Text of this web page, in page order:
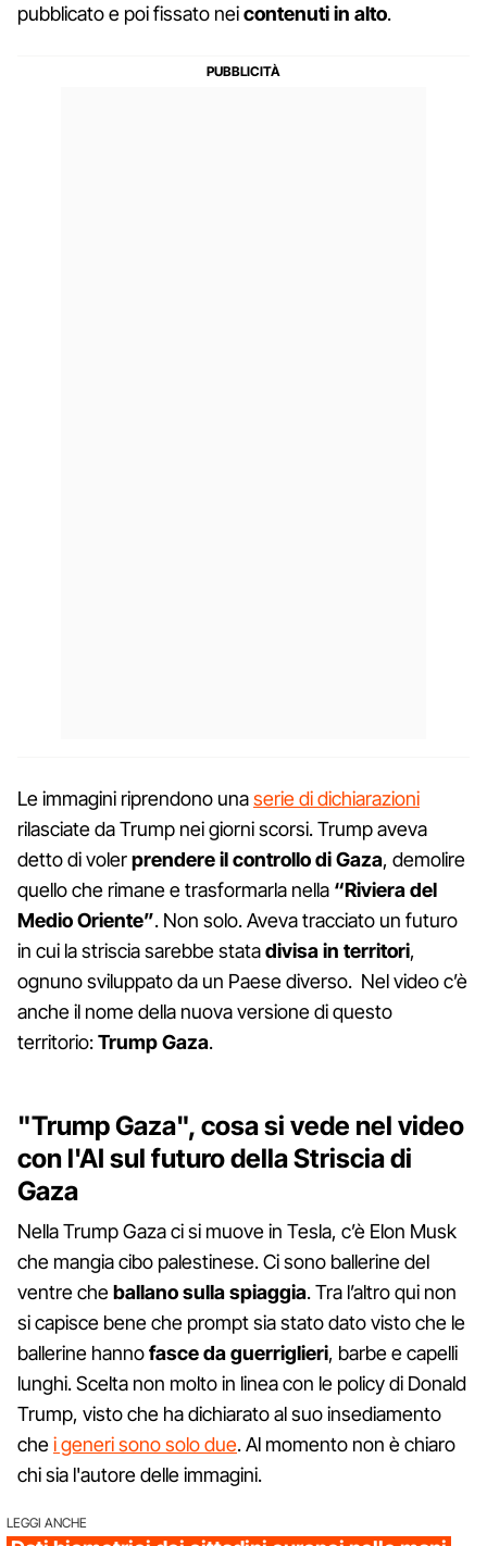
pubblicato e poi fissato neicontenuti in alto.
Le immagini riprendono unaserie di dichiarazioni
rilasciate da Trump nei giorni scorsi. Trump aveva
detto di volerprendere il controllo di Gaza, demolire
quello che rimane e trasformarla nella “Riviera del
Medio Oriente”. Non solo. Aveva tracciato un futuro
in cui la striscia sarebbe statadivisa in territori,
ognuno sviluppato da un Paese diverso. Nel video c’è
anche il nome della nuova versione di questo
territorio:Trump Gaza.
"Trump Gaza", cosa si vede nel video
con l'AI sul futuro della Striscia di
Gaza
Nella Trump Gaza ci si muove in Tesla, c’è Elon Musk
che mangia cibo palestinese. Ci sono ballerine del
ventre cheballano sulla spiaggia. Tra l’altro qui non
si capisce bene che prompt sia stato dato visto che le
ballerine hannofasce da guerriglieri, barbe e capelli
lunghi. Scelta non molto in linea con le policy di Donald
Trump, visto che ha dichiarato al suo insediamento
chei generi sono solo due. Al momento non è chiaro
chi sia l'autore delle immagini.
LEGGI ANCHE